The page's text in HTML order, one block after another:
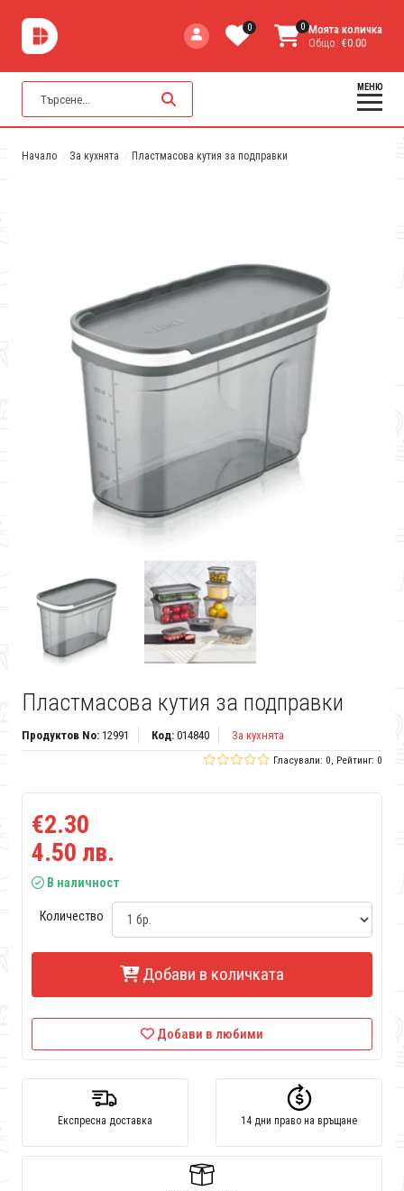
0 0 Моята количка
Общо: €0.00
МЕНЮ
Начало За кухнята Пластмасова кутия за подправки
Пластмасова кутия за подправки
Продуктов No:12991 Код:014840 За кухнята
Гласували: 0, Рейтинг: 0
€2.30
4.50 лв.
В наличност
Количество
Добави в количката
Добави в любими
Експресна доставка 14 дни право на връщане